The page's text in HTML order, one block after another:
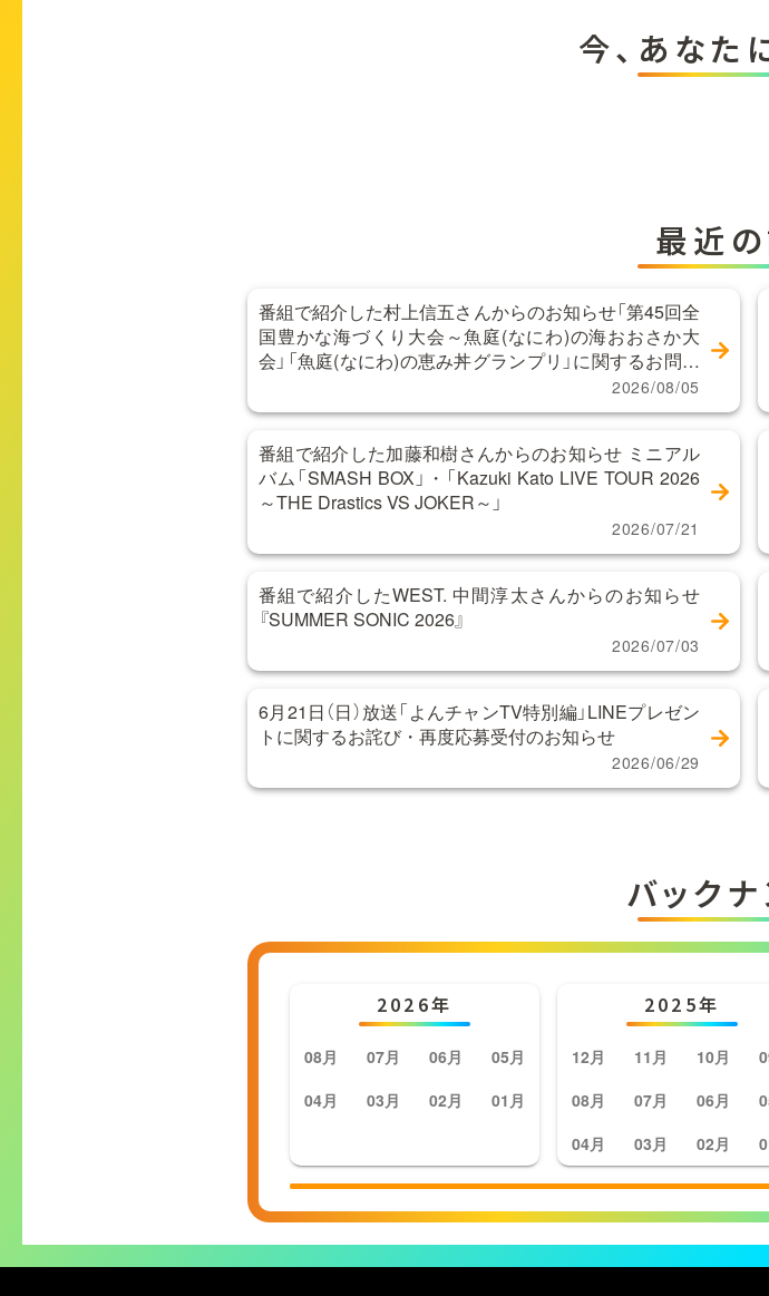
今、あなた
最近
番組で紹介した村上信五さんからのお知らせ「第45回全
国豊かな海づくり大会～魚庭(なにわ)の海おおさか大
会」「魚庭(なにわ)の恵み丼グランプリ」に関するお問い
2026/08/05
番組で紹介した加藤和樹さんからのお知らせ ミニアル
バム「SMASH BOX」・「Kazuki Kato LIVE TOUR 2026
～THE Drastics VS JOKER～」
2026/07/21
番組で紹介したWEST. 中間淳太さんからのお知らせ
『SUMMER SONIC 2026』
2026/07/03
6月21日（日）放送「よんチャンTV特別編」LINEプレゼン
トに関するお詫び・再度応募受付のお知らせ
2026/06/29
バック
2026年
08月 07月 06月
05月
04月
03月 02月 01月
2025年
12月 11月 10月
08月
07月 06月
04月
03月 02月